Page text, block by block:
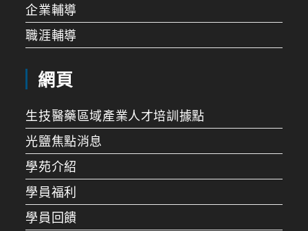
企業輔導
職涯輔導
網頁
生技醫藥區域產業人才培訓據點
光鹽焦點消息
學苑介紹
學員福利
學員回饋